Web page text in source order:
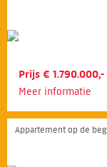
Prijs € 1.790.000,-
Meer informatie
Appartement op de